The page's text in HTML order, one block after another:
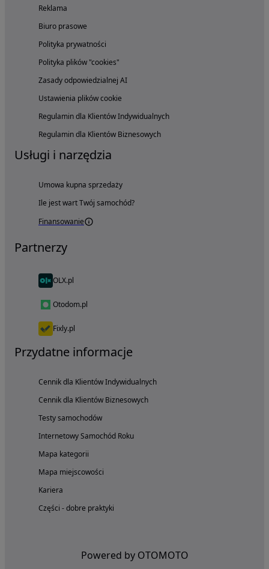
Reklama
Biuro prasowe
Polityka prywatności
Polityka plików "cookies"
Zasady odpowiedzialnej AI
Ustawienia plików cookie
Regulamin dla Klientów Indywidualnych
Regulamin dla Klientów Biznesowych
Usługi i narzędzia
Umowa kupna sprzedaży
Ile jest wart Twój samochód?
Finansowanie
Partnerzy
OLX.pl
Otodom.pl
Fixly.pl
Przydatne informacje
Cennik dla Klientów Indywidualnych
Cennik dla Klientów Biznesowych
Testy samochodów
Internetowy Samochód Roku
Mapa kategorii
Mapa miejscowości
Kariera
Części - dobre praktyki
Powered by OTOMOTO